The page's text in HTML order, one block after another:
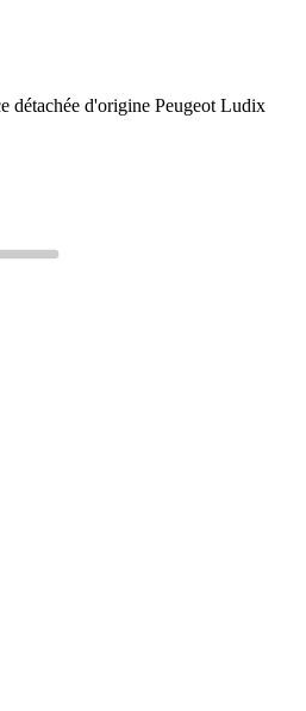
détachée d'origine Peugeot Ludix